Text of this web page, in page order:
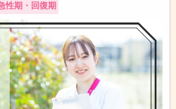
性期・回復期